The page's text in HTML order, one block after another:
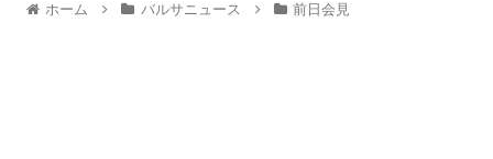
ホーム バルサニュース 前日会見